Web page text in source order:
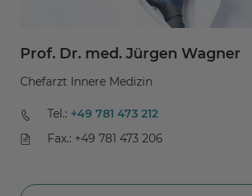
Prof. Dr. med. Jürgen Wagner
Chefarzt Innere Medizin
Tel.: +49 781 473 212
Fax.: +49 781 473 206